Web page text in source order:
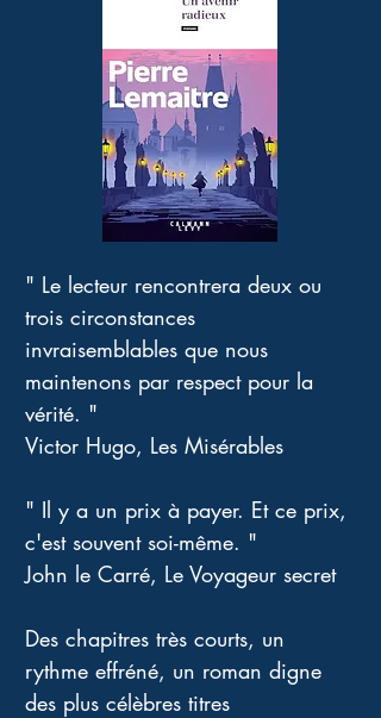
" Le lecteur rencontrera deux ou
trois circonstances
invraisemblables que nous
maintenons par respect pour la
vérité. "
Victor Hugo, Les Misérables
" Il y a un prix à payer. Et ce prix,
c'est souvent soi-même. "
John le Carré, Le Voyageur secret
Des chapitres très courts, un
rythme effréné, un roman digne
des plus célèbres titres